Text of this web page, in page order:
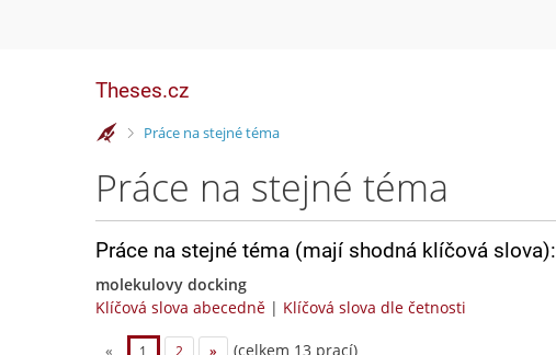
Theses.cz
>Práce na stejné téma
Práce na stejné téma
Práce na stejné téma (mají shodná klíčová slova):
molekulovy docking
Klíčová slova abecedně | Klíčová slova dle četnosti
« 1 2 » (celkem 13 prací)